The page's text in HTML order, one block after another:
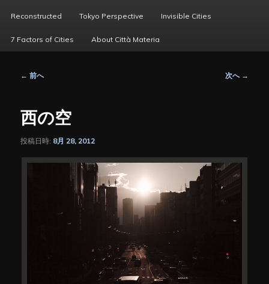
ー
Reconstructed Tokyo Perspective Invisible Cities
7 Factors of Cities About Città Materia
ビ
ゲ
シ
ン
← 前へ 次へ →
西の空
投稿日時: 8月 28, 2012